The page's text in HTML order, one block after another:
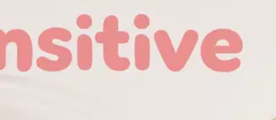
puhdistuksen heti vaipanvaihdosta lähtien. Pampers Sensitive -
ulosteiden sisältämät entsyymit muuttavat ihon pH-arvoa ja lisäävät siten
paremmin kuin puuvilla ja vesi. Siten jopa herkimmänkin ihon voi puhdistaa ja
hyväksymiä. Pampers Sensitive -tuotteet on suunniteltu vauvojen